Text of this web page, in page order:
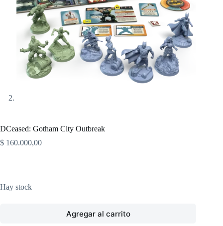
DCeased: Gotham City Outbreak
$ 160.000,00
Hay stock
Agregar al carrito